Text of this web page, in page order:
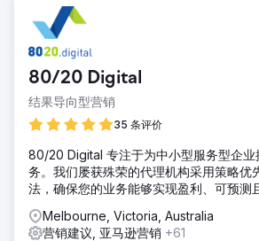
80/20 Digital
结果导向型营销
35 条评价
80/20 Digital 专注于为中小型服务型企业
务。我们屡获殊荣的代理机构采用策略优
法，确保您的业务能够实现盈利、可预测
Melbourne, Victoria, Australia
营销建议, 亚马逊营销 +61